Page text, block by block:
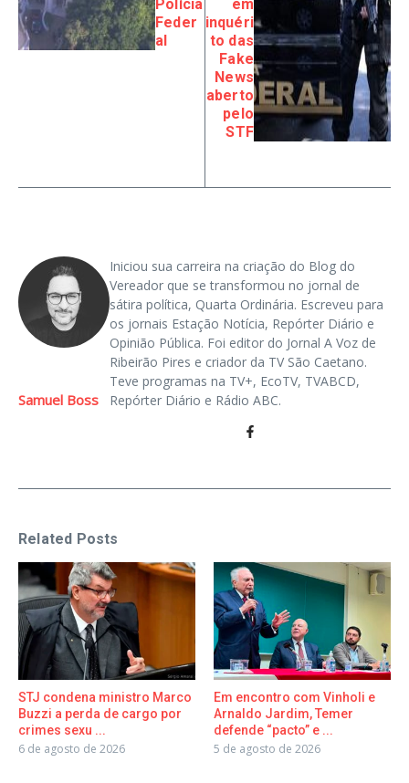
Polícia
Feder
al
em
inquéri
to das
Fake
News
aberto
pelo
STF
Samuel Boss
Iniciou sua carreira na criação do Blog do
Vereador que se transformou no jornal de
sátira política, Quarta Ordinária. Escreveu para
os jornais Estação Notícia, Repórter Diário e
Opinião Pública. Foi editor do Jornal A Voz de
Ribeirão Pires e criador da TV São Caetano.
Teve programas na TV+, EcoTV, TVABCD,
Repórter Diário e Rádio ABC.
Related Posts
STJ condena ministro Marco
Buzzi a perda de cargo por
crimes sexu ...
6 de agosto de 2026
Em encontro com Vinholi e
Arnaldo Jardim, Temer
defende “pacto” e ...
5 de agosto de 2026